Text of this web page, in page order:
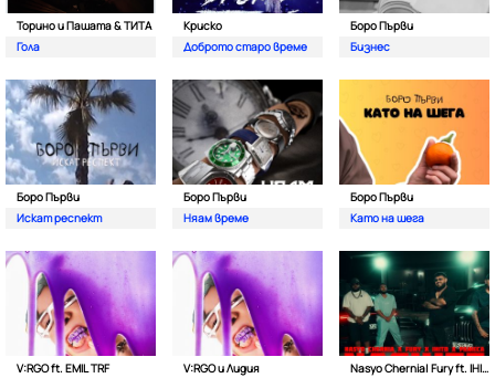
Торино и Пашата & ТИТА
Гола
Криско
Доброто старо време
Боро Първи
Бизнес
Боро Първи
Искат респект
Боро Първи
Няам време
Боро Първи
Като на шега
V:RGO ft. EMIL TRF
V:RGO и Лидия
Nasyo Chernia| Fury ft. IHITO & Pameca